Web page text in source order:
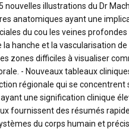
nouvelles illustrations du Dr
anatomiques ayant une
du cou les veines profondes
la hanche et la vascularisation
zones difficiles à visualiser
- Nouveaux tableaux
régionale qui se concentrent
une signification clinique
fournissent des résumés
du corps humain et